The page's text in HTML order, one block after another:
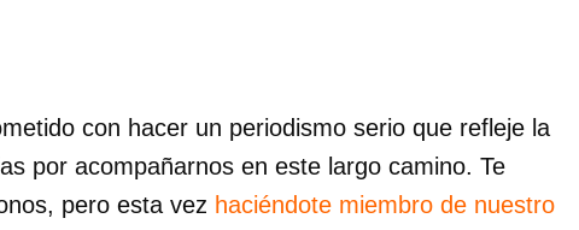
con hacer un periodismo serio que refleje la
por acompañarnos en este largo camino. Te
pero esta vez haciéndote miembro de nuestro